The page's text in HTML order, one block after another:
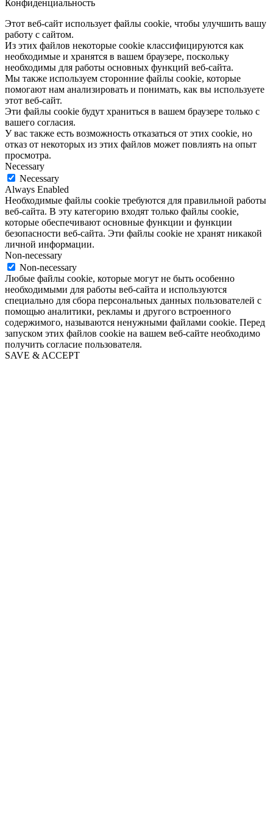
Конфиденциальность
Этот веб-сайт использует файлы cookie, чтобы улучшить вашу
работу с сайтом.
Из этих файлов некоторые cookie классифицируются как
необходимые и хранятся в вашем браузере, поскольку
необходимы для работы основных функций веб-сайта.
Мы также используем сторонние файлы cookie, которые
помогают нам анализировать и понимать, как вы используете
этот веб-сайт.
Эти файлы cookie будут храниться в вашем браузере только с
вашего согласия.
У вас также есть возможность отказаться от этих cookie, но
отказ от некоторых из этих файлов может повлиять на опыт
просмотра.
Necessary
Necessary
Always Enabled
Необходимые файлы cookie требуются для правильной работы
веб-сайта. В эту категорию входят только файлы cookie,
которые обеспечивают основные функции и функции
безопасности веб-сайта. Эти файлы cookie не хранят никакой
личной информации.
Non-necessary
Non-necessary
Любые файлы cookie, которые могут не быть особенно
необходимыми для работы веб-сайта и используются
специально для сбора персональных данных пользователей с
помощью аналитики, рекламы и другого встроенного
содержимого, называются ненужными файлами cookie. Перед
запуском этих файлов cookie на вашем веб-сайте необходимо
получить согласие пользователя.
SAVE & ACCEPT